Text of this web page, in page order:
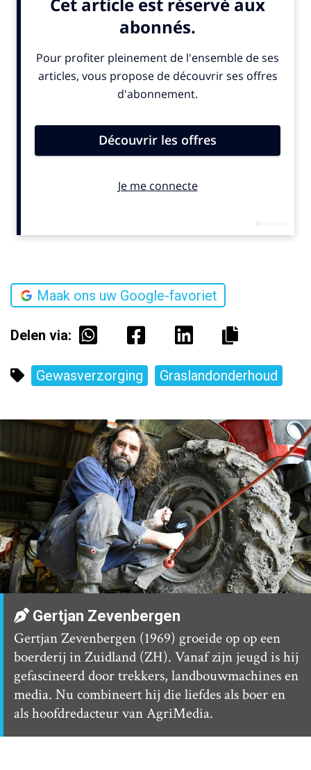
Maak ons uw Google-favoriet
Delen via:
Gewasverzorging Graslandonderhoud
Gertjan Zevenbergen
Gertjan Zevenbergen (1969) groeide op op een
boerderij in Zuidland (ZH). Vanaf zijn jeugd is hij
gefascineerd door trekkers, landbouwmachines en
media. Nu combineert hij die liefdes als boer en
als hoofdredacteur van AgriMedia.